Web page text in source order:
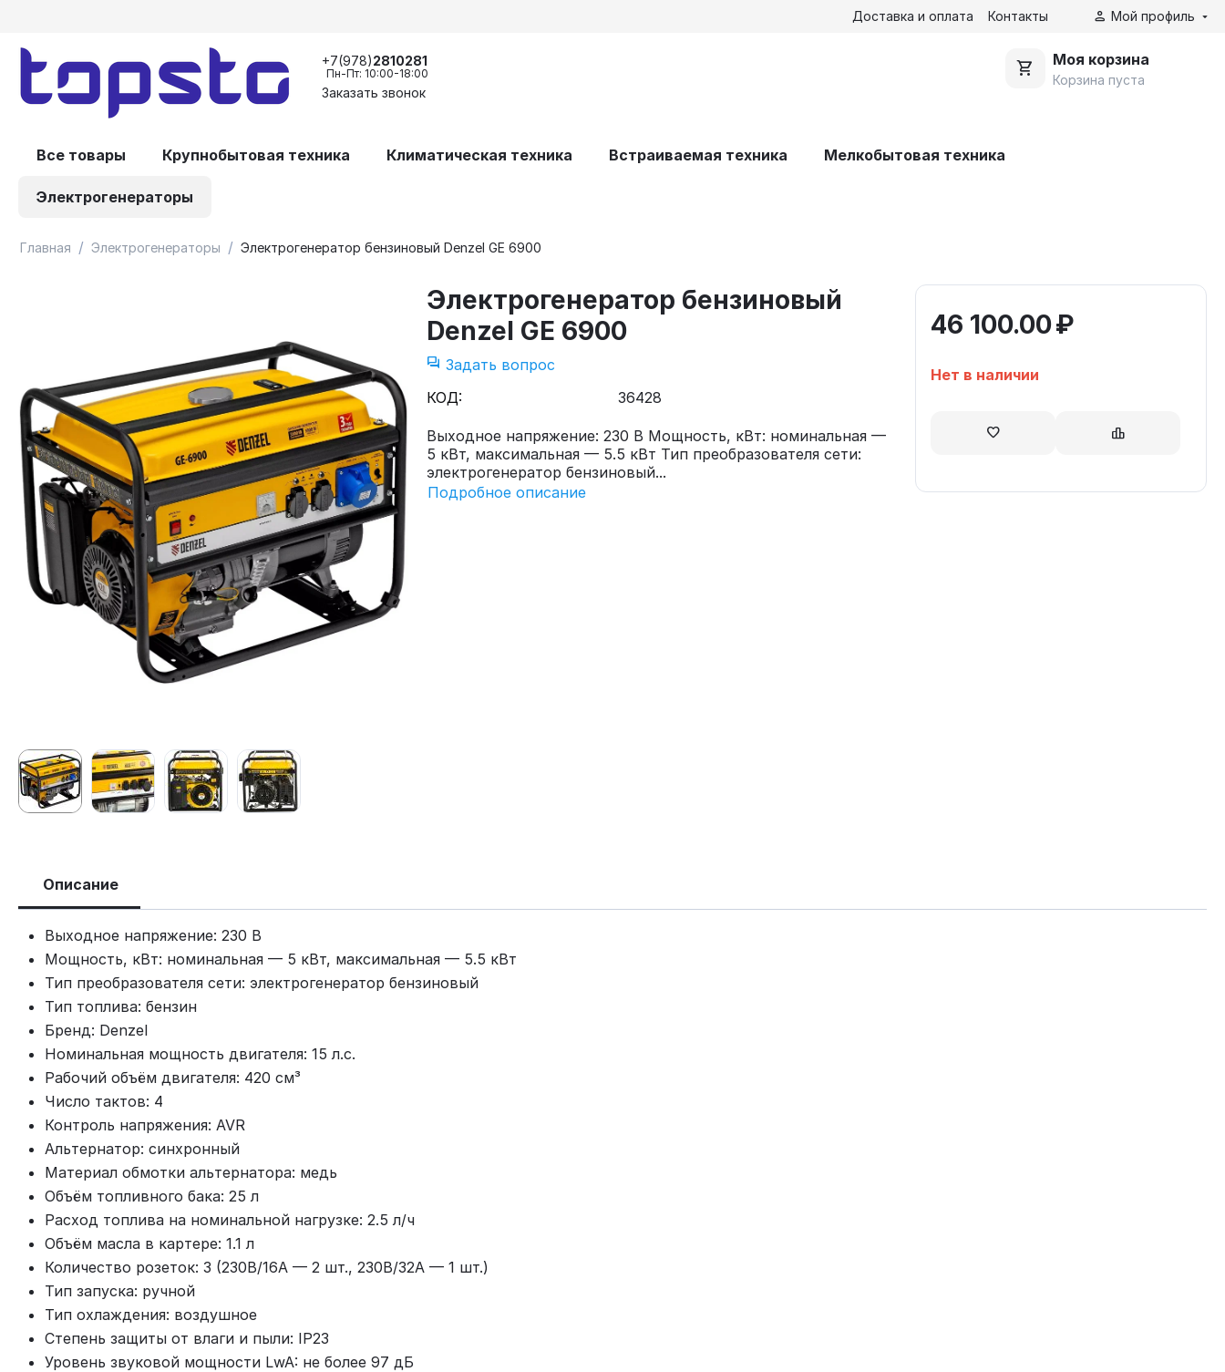
Доставка и оплата Контакты Мой профиль
+7(978)2810281
Пн-Пт: 10:00-18:00
Заказать звонок
Моя корзина
Корзина пуста
Все товары Крупнобытовая техника Климатическая техника Встраиваемая техника Мелкобытовая техника
Электрогенераторы
Главная / Электрогенераторы / Электрогенератор бензиновый Denzel GE 6900
Электрогенератор бензиновый
Denzel GE 6900
Задать вопрос
КОД:
36428
Выходное напряжение: 230 В Мощность, кВт: номинальная —
5 кВт, максимальная — 5.5 кВт Тип преобразователя сети:
электрогенератор бензиновый...
Подробное описание
46 100.00₽
Нет в наличии
Описание
Выходное напряжение: 230 В
Мощность, кВт: номинальная — 5 кВт, максимальная — 5.5 кВт
Тип преобразователя сети: электрогенератор бензиновый
Тип топлива: бензин
Бренд: Denzel
Номинальная мощность двигателя: 15 л.с.
Рабочий объём двигателя: 420 см³
Число тактов: 4
Контроль напряжения: AVR
Альтернатор: синхронный
Материал обмотки альтернатора: медь
Объём топливного бака: 25 л
Расход топлива на номинальной нагрузке: 2.5 л/ч
Объём масла в картере: 1.1 л
Количество розеток: 3 (230В/16А — 2 шт., 230В/32А — 1 шт.)
Тип запуска: ручной
Тип охлаждения: воздушное
Степень защиты от влаги и пыли: IP23
Уровень звуковой мощности LwA: не более 97 дБ